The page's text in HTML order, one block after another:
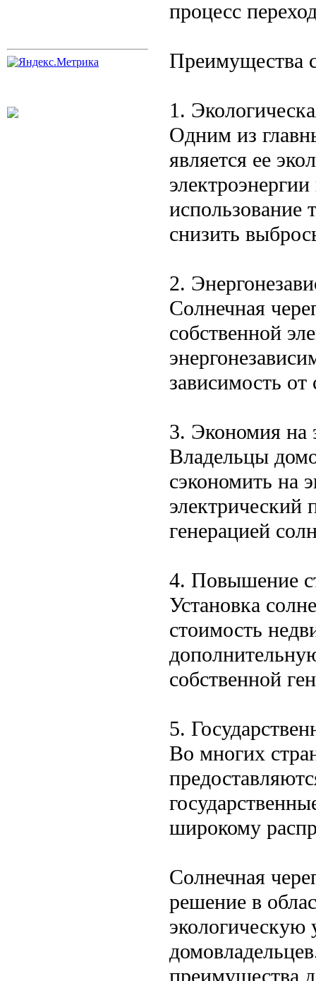
процесс
Преимущества
1.
Одним из
является ее
использование
снизить
2.
Солнечная
собственной
зависимость от
3. Экономия на
Владельцы
сэкономить на
электрический
генерацией
4. Повышение
Установка
стоимость
собственной
5.
Во многих
широкому
Солнечная
решение в
экологическую
преимущества